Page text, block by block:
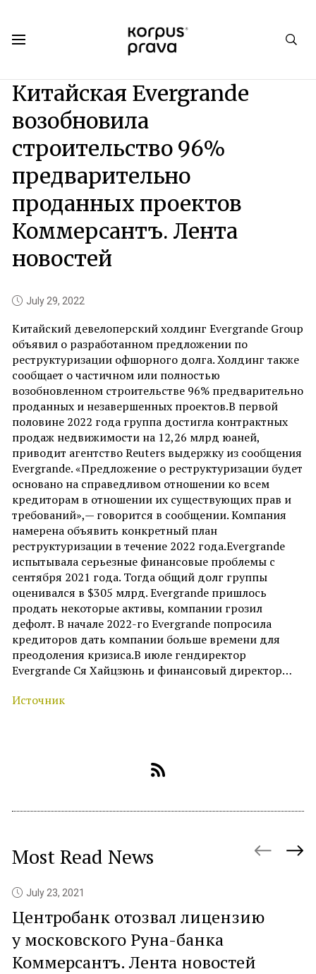
Китайская Evergrande
возобновила
строительство 96%
предварительно
проданных проектов
Коммерсантъ. Лента
новостей
July 29, 2022
Китайский девелоперский холдинг Evergrande Group
объявил о разработанном предложении по
реструктуризации офшорного долга. Холдинг также
сообщает о частичном или полностью
возобновленном строительстве 96% предварительно
проданных и незавершенных проектов.В первой
половине 2022 года группа достигла контрактных
продаж недвижимости на 12,26 млрд юаней,
приводит агентство Reuters выдержку из сообщения
Evergrande. «Предложение о реструктуризации будет
основано на справедливом отношении ко всем
кредиторам в отношении их существующих прав и
требований»,— говорится в сообщении. Компания
намерена объявить конкретный план
реструктуризации в течение 2022 года.Evergrande
испытывала серьезные финансовые проблемы с
сентября 2021 года. Тогда общий долг группы
оценивался в $305 млрд. Evergrande пришлось
продать некоторые активы, компании грозил
дефолт. В начале 2022-го Evergrande попросила
кредиторов дать компании больше времени для
преодоления кризиса.В июле гендиректор
Evergrande Ся Хайцзюнь и финансовый директор…
Источник
Most Read News
July 23, 2021
Центробанк отозвал лицензию
у московского Руна-банка
Коммерсантъ. Лента новостей